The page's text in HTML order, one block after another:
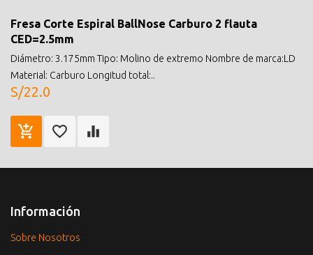
Fresa Corte Espiral BallNose Carburo 2 flauta
CED=2.5mm
Diámetro: 3.175mm Tipo: Molino de extremo Nombre de marca:LD
Material: Carburo Longitud total:..
S/22.0
Información
Sobre Nosotros